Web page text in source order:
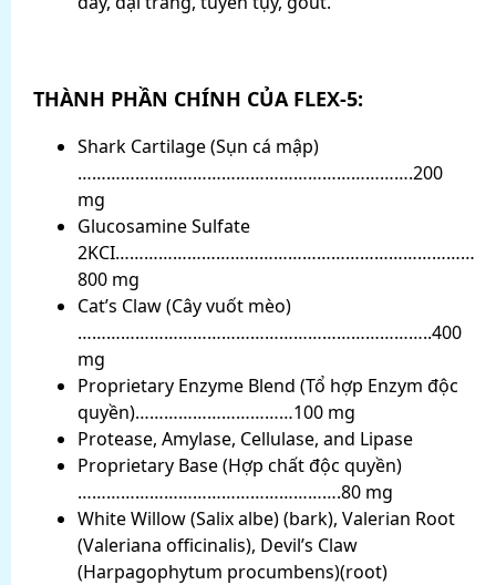
THÀNH PHẦN CHÍNH CỦA FLEX-5:
Shark Cartilage (Sụn cá mập)
…………………………………………………………….200
mg
Glucosamine Sulfate
2KCI…………………………………………………………………
800 mg
Cat’s Claw (Cây vuốt mèo)
………………………………………………………………..400
mg
Proprietary Enzyme Blend (Tổ hợp Enzym độc
quyền)……………………………100 mg
Protease, Amylase, Cellulase, and Lipase
Proprietary Base (Hợp chất độc quyền)
……………………………………………….80 mg
White Willow (Salix albe) (bark), Valerian Root
(Valeriana officinalis), Devil’s Claw
(Harpagophytum procumbens)(root)